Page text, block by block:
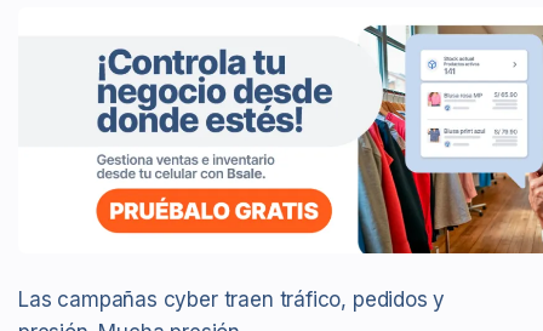
Las campañas cyber traen tráfico, pedidos y